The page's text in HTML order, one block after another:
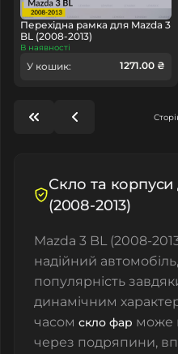
Перехідна рамка для Mazda 3
BL (2008-2013)
В наявності
У кошик: 1271.00 ₴
Скло та
(2008-2013)
Mazda 3 BL (2008-
надійний
популярність
динамічним
часом скло фар може
через подряпини,